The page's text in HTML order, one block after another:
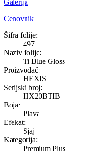
Galerija
Cenovnik
Ti Blue Gloss
Šifra folije:
497
Naziv folije:
Ti Blue Gloss
Proizvođač:
HEXIS
Serijski broj:
HX20BTIB
Boja:
Plava
Efekat:
Sjaj
Kategorija:
Premium Plus